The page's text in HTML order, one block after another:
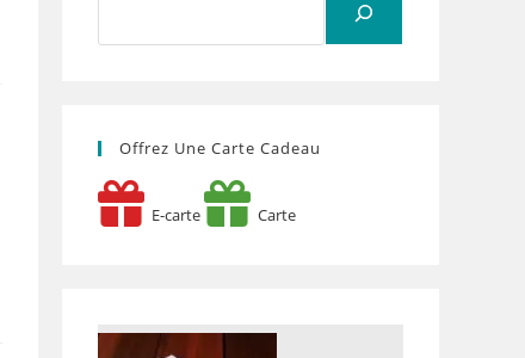
Offrez Une Carte Cadeau
E-carte Carte